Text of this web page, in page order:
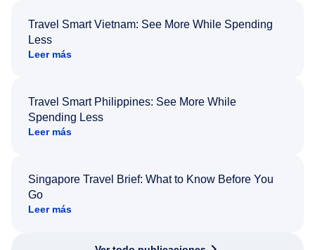
Travel Smart Vietnam: See More While Spending
Less
Leer más
Travel Smart Philippines: See More While
Spending Less
Leer más
Singapore Travel Brief: What to Know Before You
Go
Leer más